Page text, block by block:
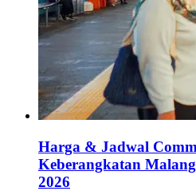
Harga & Jadwal
Keberangkatan
2026